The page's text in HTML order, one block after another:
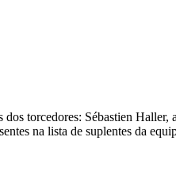
torcedores: Sébastien
na lista de suplentes da